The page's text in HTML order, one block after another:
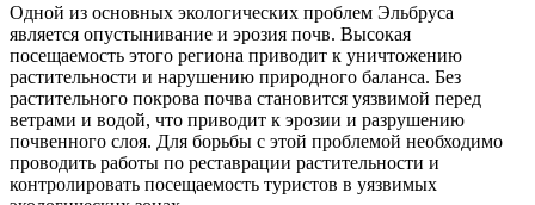
Одной из основных экологических проблем Эльбруса
является опустынивание и эрозия почв. Высокая
посещаемость этого региона приводит к уничтожению
растительности и нарушению природного баланса. Без
растительного покрова почва становится уязвимой перед
ветрами и водой, что приводит к эрозии и разрушению
почвенного слоя. Для борьбы с этой проблемой необходимо
проводить работы по реставрации растительности и
контролировать посещаемость туристов в уязвимых